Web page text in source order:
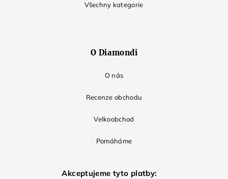
Všechny kategorie
O Diamondi
O nás
Recenze obchodu
Velkoobchod
Pomáháme
Akceptujeme tyto platby: